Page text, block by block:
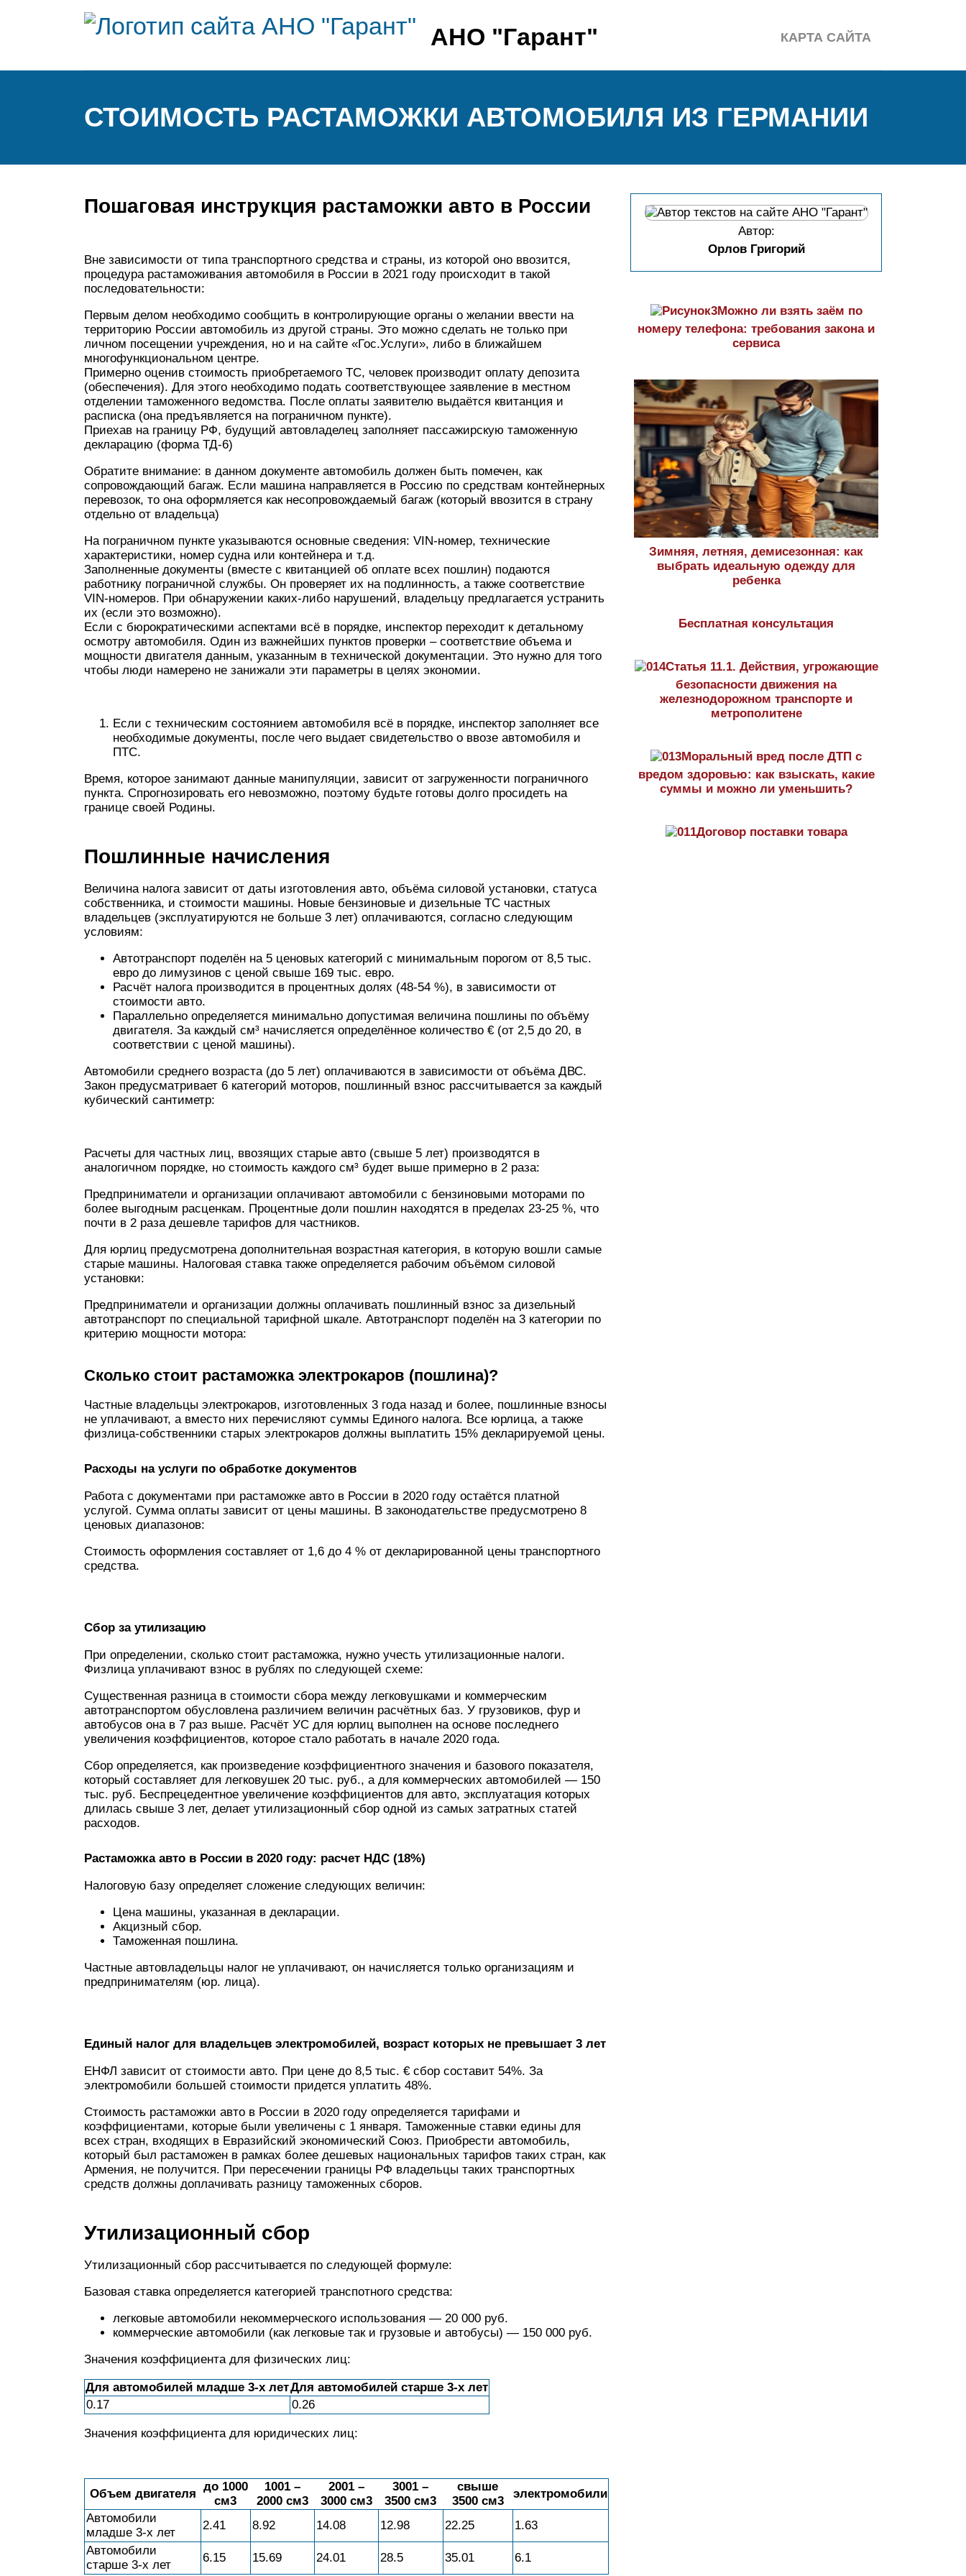
АНО "Гарант" КАРТА САЙТА
СТОИМОСТЬ РАСТАМОЖКИ АВТОМОБИЛЯ ИЗ ГЕРМАНИИ
Пошаговая инструкция растаможки авто в России
Вне зависимости от типа транспортного средства и страны, из которой оно ввозится,
процедура растаможивания автомобиля в России в 2021 году происходит в такой
последовательности:
Первым делом необходимо сообщить в контролирующие органы о желании ввести на
территорию России автомобиль из другой страны. Это можно сделать не только при
личном посещении учреждения, но и на сайте «Гос.Услуги», либо в ближайшем
многофункциональном центре.
Примерно оценив стоимость приобретаемого ТС, человек производит оплату депозита
(обеспечения). Для этого необходимо подать соответствующее заявление в местном
отделении таможенного ведомства. После оплаты заявителю выдаётся квитанция и
расписка (она предъявляется на пограничном пункте).
Приехав на границу РФ, будущий автовладелец заполняет пассажирскую таможенную
декларацию (форма ТД-6)
Обратите внимание: в данном документе автомобиль должен быть помечен, как
сопровождающий багаж. Если машина направляется в Россию по средствам контейнерных
перевозок, то она оформляется как несопровождаемый багаж (который ввозится в страну
отдельно от владельца)
На пограничном пункте указываются основные сведения: VIN-номер, технические
характеристики, номер судна или контейнера и т.д.
Заполненные документы (вместе с квитанцией об оплате всех пошлин) подаются
работнику пограничной службы. Он проверяет их на подлинность, а также соответствие
VIN-номеров. При обнаружении каких-либо нарушений, владельцу предлагается устранить
их (если это возможно).
Если с бюрократическими аспектами всё в порядке, инспектор переходит к детальному
осмотру автомобиля. Один из важнейших пунктов проверки – соответствие объема и
мощности двигателя данным, указанным в технической документации. Это нужно для того
чтобы люди намерено не занижали эти параметры в целях экономии.
Если с техническим состоянием автомобиля всё в порядке, инспектор заполняет все
необходимые документы, после чего выдает свидетельство о ввозе автомобиля и
ПТС.
Время, которое занимают данные манипуляции, зависит от загруженности пограничного
пункта. Спрогнозировать его невозможно, поэтому будьте готовы долго просидеть на
границе своей Родины.
Пошлинные начисления
Величина налога зависит от даты изготовления авто, объёма силовой установки, статуса
собственника, и стоимости машины. Новые бензиновые и дизельные ТС частных
владельцев (эксплуатируются не больше 3 лет) оплачиваются, согласно следующим
условиям:
Автотранспорт поделён на 5 ценовых категорий с минимальным порогом от 8,5 тыс.
евро до лимузинов с ценой свыше 169 тыс. евро.
Расчёт налога производится в процентных долях (48-54 %), в зависимости от
стоимости авто.
Параллельно определяется минимально допустимая величина пошлины по объёму
двигателя. За каждый см³ начисляется определённое количество € (от 2,5 до 20, в
соответствии с ценой машины).
Автомобили среднего возраста (до 5 лет) оплачиваются в зависимости от объёма ДВС.
Закон предусматривает 6 категорий моторов, пошлинный взнос рассчитывается за каждый
кубический сантиметр:
Расчеты для частных лиц, ввозящих старые авто (свыше 5 лет) производятся в
аналогичном порядке, но стоимость каждого см³ будет выше примерно в 2 раза:
Предприниматели и организации оплачивают автомобили с бензиновыми моторами по
более выгодным расценкам. Процентные доли пошлин находятся в пределах 23-25 %, что
почти в 2 раза дешевле тарифов для частников.
Для юрлиц предусмотрена дополнительная возрастная категория, в которую вошли самые
старые машины. Налоговая ставка также определяется рабочим объёмом силовой
установки:
Предприниматели и организации должны оплачивать пошлинный взнос за дизельный
автотранспорт по специальной тарифной шкале. Автотранспорт поделён на 3 категории по
критерию мощности мотора:
Сколько стоит растаможка электрокаров (пошлина)?
Частные владельцы электрокаров, изготовленных 3 года назад и более, пошлинные взносы
не уплачивают, а вместо них перечисляют суммы Единого налога. Все юрлица, а также
физлица-собственники старых электрокаров должны выплатить 15% декларируемой цены.
Расходы на услуги по обработке документов
Работа с документами при растаможке авто в России в 2020 году остаётся платной
услугой. Сумма оплаты зависит от цены машины. В законодательстве предусмотрено 8
ценовых диапазонов:
Стоимость оформления составляет от 1,6 до 4 % от декларированной цены транспортного
средства.
Сбор за утилизацию
При определении, сколько стоит растаможка, нужно учесть утилизационные налоги.
Физлица уплачивают взнос в рублях по следующей схеме:
Существенная разница в стоимости сбора между легковушками и коммерческим
автотранспортом обусловлена различием величин расчётных баз. У грузовиков, фур и
автобусов она в 7 раз выше. Расчёт УС для юрлиц выполнен на основе последнего
увеличения коэффициентов, которое стало работать в начале 2020 года.
Сбор определяется, как произведение коэффициентного значения и базового показателя,
который составляет для легковушек 20 тыс. руб., а для коммерческих автомобилей — 150
тыс. руб. Беспрецедентное увеличение коэффициентов для авто, эксплуатация которых
длилась свыше 3 лет, делает утилизационный сбор одной из самых затратных статей
расходов.
Растаможка авто в России в 2020 году: расчет НДС (18%)
Налоговую базу определяет сложение следующих величин:
Цена машины, указанная в декларации.
Акцизный сбор.
Таможенная пошлина.
Частные автовладельцы налог не уплачивают, он начисляется только организациям и
предпринимателям (юр. лица).
Единый налог для владельцев электромобилей, возраст которых не превышает 3 лет
ЕНФЛ зависит от стоимости авто. При цене до 8,5 тыс. € сбор составит 54%. За
электромобили большей стоимости придется уплатить 48%.
Стоимость растаможки авто в России в 2020 году определяется тарифами и
коэффициентами, которые были увеличены с 1 января. Таможенные ставки едины для
всех стран, входящих в Евразийский экономический Союз. Приобрести автомобиль,
который был растаможен в рамках более дешевых национальных тарифов таких стран, как
Армения, не получится. При пересечении границы РФ владельцы таких транспортных
средств должны доплачивать разницу таможенных сборов.
Утилизационный сбор
Утилизационный сбор рассчитывается по следующей формуле:
Базовая ставка определяется категорией транспотного средства:
легковые автомобили некоммерческого использования — 20 000 руб.
коммерческие автомобили (как легковые так и грузовые и автобусы) — 150 000 руб.
Значения коэффициента для физических лиц:
Для автомобилей младше 3-х летДля автомобилей старше 3-х лет
0.17
0.26
Значения коэффициента для юридических лиц:
Объем двигателя
до 1000
см3
1001 –
2000 см3
2001 –
3000 см3
3001 –
3500 см3
свыше
3500 см3
электромобили
Автомобили
младше 3-х лет
2.41 8.92 14.08 12.98 22.25
1.63
Автомобили
старше 3-х лет
6.15 15.69 24.01 28.5 35.01 6.1
Автор:
Орлов Григорий
Можно ли взять заём по
номеру телефона: требования закона и
сервиса
Зимняя, летняя, демисезонная: как
выбрать идеальную одежду для
ребенка
Бесплатная консультация
Статья 11.1. Действия, угрожающие
безопасности движения на
железнодорожном транспорте и
метрополитене
Моральный вред после ДТП с
вредом здоровью: как взыскать, какие
суммы и можно ли уменьшить?
Договор поставки товара